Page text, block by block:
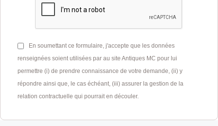
En soumettant ce formulaire, j'accepte que les données
renseignées soient utilisées par au site Antiques MC pour lui
permettre (i) de prendre connaissance de votre demande, (ii) y
répondre ainsi que, le cas échéant, (iii) assurer la gestion de la
relation contractuelle qui pourrait en découler.